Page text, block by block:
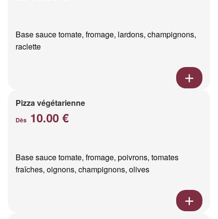
Base sauce tomate, fromage, lardons, champignons,
raclette
Pizza végétarienne
Dès 10.00 €
Base sauce tomate, fromage, poivrons, tomates
fraîches, oignons, champignons, olives